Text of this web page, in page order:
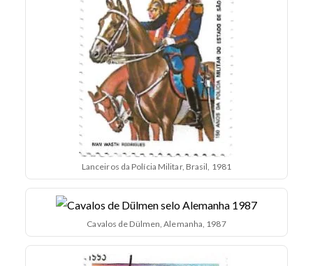
Lanceiros da Polícia Militar, Brasil, 1981
Cavalos de Dülmen, Alemanha, 1987